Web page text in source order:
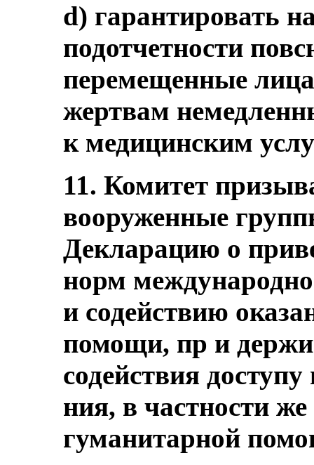
d) гарантировать
подотчетности
перемещенные
жертвам
к медицинским
11. Комитет
вооруженные
Декларацию о
норм
и содействию
помощи, пр и
содействия
ния, в частности
гуманитарной